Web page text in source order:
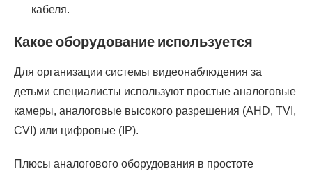
кабеля.
Какое оборудование используется
Для организации системы видеонаблюдения за
детьми специалисты используют простые аналоговые
камеры, аналоговые высокого разрешения (AHD, TVI,
CVI) или цифровые (IP).
Плюсы аналогового оборудования в простоте